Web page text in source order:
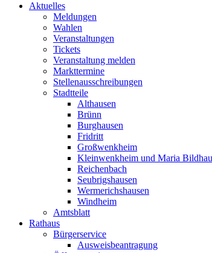
Aktuelles
Meldungen
Wahlen
Veranstaltungen
Tickets
Veranstaltung melden
Markttermine
Stellenausschreibungen
Stadtteile
Althausen
Brünn
Burghausen
Fridritt
Großwenkheim
Kleinwenkheim und Maria
Reichenbach
Seubrigshausen
Wermerichshausen
Windheim
Amtsblatt
Rathaus
Bürgerservice
Ausweisbeantragung